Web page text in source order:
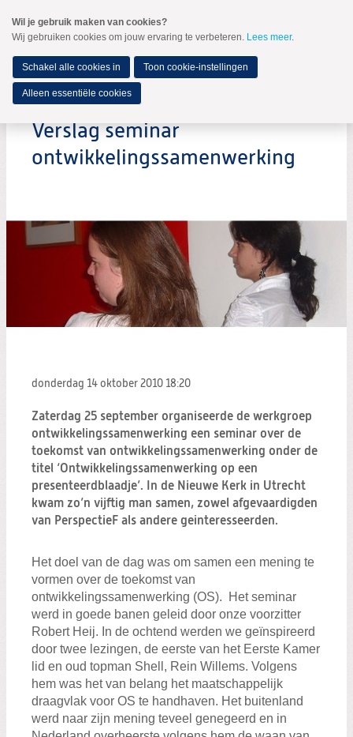
naar
Spring
de
inhoud
Spring
naar
hoofdmenu
MENU
Verslag seminar
ontwikkelingssamenwerking
donderdag 14 oktober 2010 18:20
Zaterdag 25 september organiseerde de werkgroep
ontwikkelingssamenwerking een seminar over de
toekomst van ontwikkelingssamenwerking onder de
titel ‘Ontwikkelingssamenwerking op een
presenteerdblaadje’. In de Nieuwe Kerk in Utrecht
kwam zo’n vijftig man samen, zowel afgevaardigden
van PerspectieF als andere geinteresseerden.
Het doel van de dag was om samen een mening te
vormen over de toekomst van
ontwikkelingssamenwerking (OS). Het seminar
werd in goede banen geleid door onze voorzitter
Robert Heij. In de ochtend werden we geïnspireerd
door twee lezingen, de eerste van het Eerste Kamer
lid en oud topman Shell, Rein Willems. Volgens
hem was het van belang het maatschappelijk
draagvlak voor OS te handhaven. Het buitenland
werd naar zijn mening teveel genegeerd en in
Wil je gebruik maken van cookies?
Wij gebruiken cookies om jouw ervaring te verbeteren. Lees meer.
Schakel alle cookies in Toon cookie-instellingen
Alleen essentiële cookies